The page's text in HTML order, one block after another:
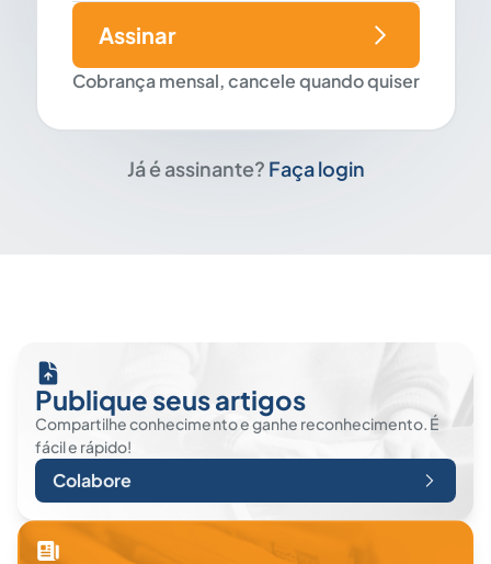
Cobrança mensal, cancele quando quiser
Assinar
Já é assinante? Faça login
Publique seus artigos
Compartilhe conhecimento e ganhe reconhecimento. É
fácil e rápido!
Colabore